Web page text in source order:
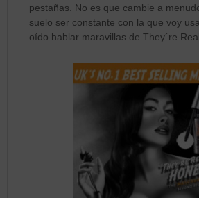
pestañas. No es que cambie a
suelo ser constante con la que voy
oído hablar maravillas de They´re